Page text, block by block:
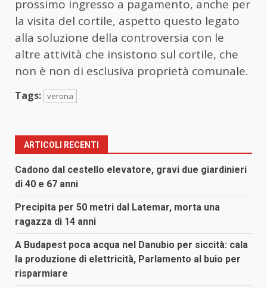
prossimo ingresso a pagamento, anche per
la visita del cortile, aspetto questo legato
alla soluzione della controversia con le
altre attività che insistono sul cortile, che
non è non di esclusiva proprietà comunale.
Tags: verona
ARTICOLI RECENTI
Cadono dal cestello elevatore, gravi due giardinieri
di 40 e 67 anni
Precipita per 50 metri dal Latemar, morta una
ragazza di 14 anni
A Budapest poca acqua nel Danubio per siccità: cala
la produzione di elettricità, Parlamento al buio per
risparmiare